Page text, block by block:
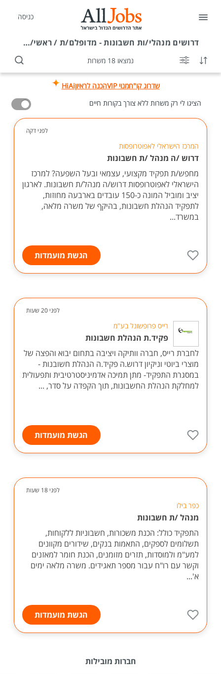
כניסה
דרושים מנהלי/ות חשבונות - מדופלם/ת / ראשי/ת בשוהם
נמצאו 18 משרות
שדרוג קו"חמנוי VIP הכנה לראיוןHiAi
הציגו לי רק משרות ללא צורך בקורות חיים
לפני דקה
המרכז הישראלי לאפוטרופסות
דרוש /ה מנהל /ת חשבונות
מחפש/ת תפקיד מקצועי, עצמאי ובעל השפעה? למרכז
הישראלי לאפוטרופסות דרוש/ה מנהל/ת חשבונות. לארגון
יציב ומוביל המונה כ-150 עובדים בארבעה מחוזות,
לתפקיד הנהלת חשבונות, בהיקף של משרה מלאה,
במשרד...
הגשת מועמדות
לפני 20 שעות
רייס פרופשונל בע"מ
פקיד.ת הנהלת חשבונות
לחברת רייס, חברה וותיקה ויציבה בתחום יבוא והפצה של
מוצרי ביוטי וניקיון דרוש.ה פקיד.ה הנהלת חשובנות -
במסגרת התפקיד- מתן תמיכה אדמיניסטרטיבית ותפעולית
למחלקת הנהלת החשבונות, תוך הקפדה על סדר, ...
הגשת מועמדות
לפני 18 שעות
כפר בילו
מנהל /ת חשבונות
התפקיד כולל: הכנת משכורות, חשבוניות ללקוחות,
תשלומים לספקים, התאמות בנקים, שידורים מקוונים
למע"מ ולמוסדות, תזרים מזומנים, הכנת חומר למאזנים
וקשר עם רו"ח עבור מספר תאגידים. משרה מלאה ימים
א'...
הגשת מועמדות
חברות מובילות